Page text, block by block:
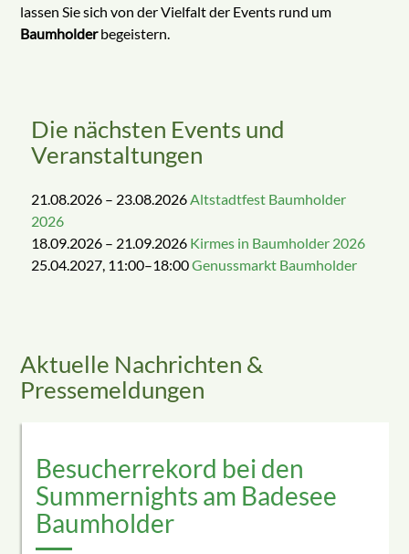
lassen Sie sich von der Vielfalt der Events rund um
Baumholderbegeistern.
Die nächsten Events und
Veranstaltungen
21.08.2026 – 23.08.2026 Altstadtfest Baumholder
2026
18.09.2026 – 21.09.2026 Kirmes in Baumholder 2026
25.04.2027, 11:00–18:00Genussmarkt Baumholder
Aktuelle Nachrichten &
Pressemeldungen
Besucherrekord bei den
Summernights am Badesee
Baumholder